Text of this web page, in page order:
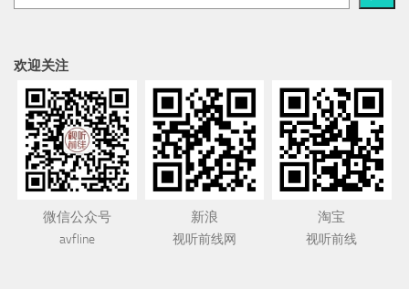
欢迎关注
微信公众号
avfline
新浪
视听前线网
淘宝
视听前线